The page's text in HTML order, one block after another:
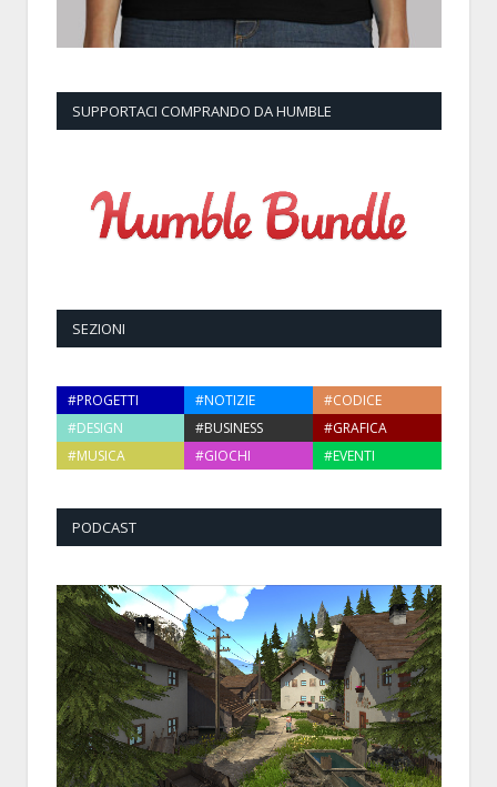
SUPPORTACI COMPRANDO DA HUMBLE
SEZIONI
#PROGETTI #NOTIZIE
#CODICE
#DESIGN
#BUSINESS
#GRAFICA
#MUSICA
#GIOCHI #EVENTI
PODCAST